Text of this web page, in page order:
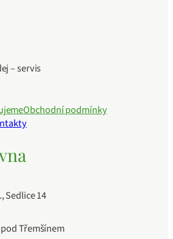
– servis
Obchodní podmínky
Sedlice 14
Třemšínem